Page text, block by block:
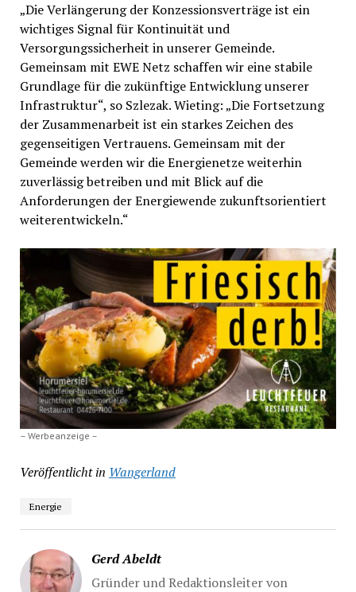
„Die Verlängerung der Konzessionsverträge ist ein
wichtiges Signal für Kontinuität und
Versorgungssicherheit in unserer Gemeinde.
Gemeinsam mit EWE Netz schaffen wir eine stabile
Grundlage für die zukünftige Entwicklung unserer
Infrastruktur“, so Szlezak. Wieting: „Die Fortsetzung
der Zusammenarbeit ist ein starkes Zeichen des
gegenseitigen Vertrauens. Gemeinsam mit der
Gemeinde werden wir die Energienetze weiterhin
zuverlässig betreiben und mit Blick auf die
Anforderungen der Energiewende zukunftsorientiert
weiterentwickeln.“
– Werbeanzeige –
Veröffentlicht in Wangerland
Energie
Gerd Abeldt
Gründer und Redaktionsleiter von